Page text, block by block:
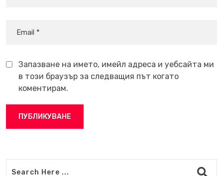
Запазване на името, имейл адреса и уебсайта ми
в този браузър за следващия път когато
коментирам.